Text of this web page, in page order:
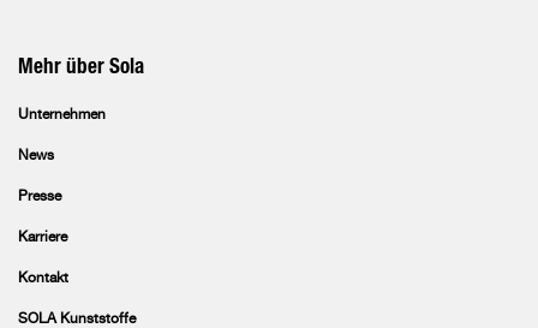
Mehr über Sola
Unternehmen
News
Presse
Karriere
Kontakt
SOLA Kunststoffe